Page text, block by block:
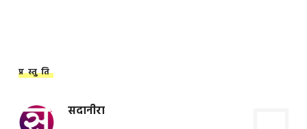
प्रस्तुति
सदानीरा